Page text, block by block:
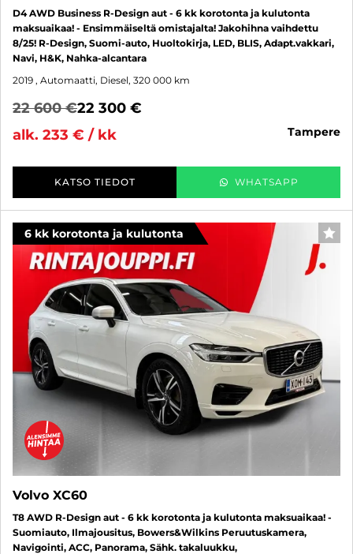
D4 AWD Business R-Design aut - 6 kk korotonta ja kulutonta
maksuaikaa! - Ensimmäiseltä omistajalta! Jakohihna vaihdettu
8/25! R-Design, Suomi-auto, Huoltokirja, LED, BLIS, Adapt.vakkari,
Navi, H&K, Nahka-alcantara
2019 , Automaatti, Diesel, 320 000 km
22 600 €22 300 €
alk. 233 € / kk
tampere
KATSO TIEDOT WHATSAPP
6 kk korotonta ja kulutonta
Volvo XC60
T8 AWD R-Design aut - 6 kk korotonta ja kulutonta maksuaikaa! -
Suomiauto, Ilmajousitus, Bowers&Wilkins Peruutuskamera,
Navigointi, ACC, Panorama, Sähk. takaluukku,